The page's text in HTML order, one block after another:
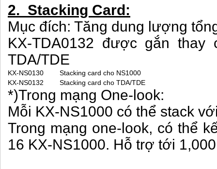
2. Stacking Card:
Mục đích: Tăng dung lượng
KX-TDA0132 được gắn
TDA/TDE
KX-NS0130
Stacking card cho NS1000
KX-NS0132
Stacking card cho TDA/TDE
*)Trong mạng One-look:
Mỗi KX-NS1000 có thể stack
Trong mạng one-look, có thể
16 KX-NS1000. Hỗ trợ tới